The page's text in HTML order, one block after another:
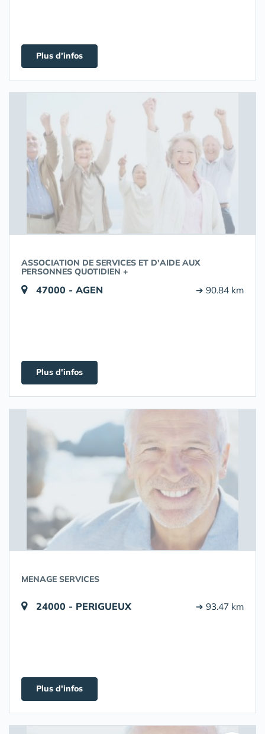
Plus d'infos
ASSOCIATION DE SERVICES ET D'AIDE AUX
PERSONNES QUOTIDIEN +
47000 - AGEN ➔ 90.84 km
Plus d'infos
MENAGE SERVICES
24000 - PERIGUEUX ➔ 93.47 km
Plus d'infos